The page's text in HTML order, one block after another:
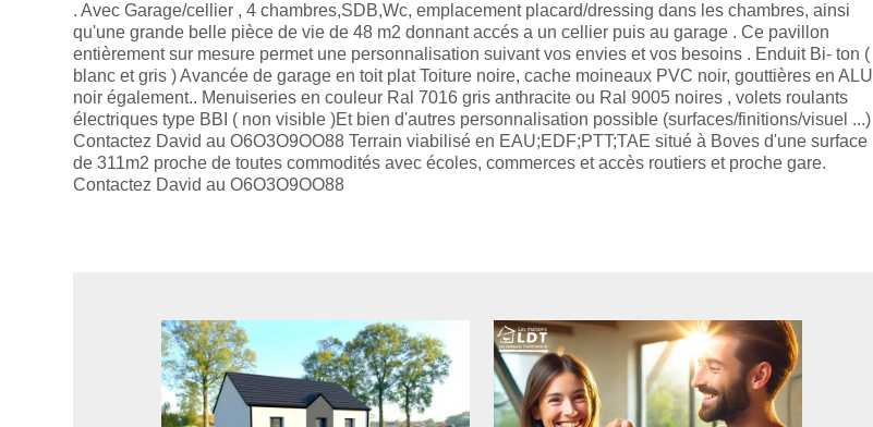
. Avec Garage/cellier , 4 chambres,SDB,Wc, emplacement placard/dressing dans les chambres, ainsi
qu'une grande belle pièce de vie de 48 m2 donnant accés a un cellier puis au garage . Ce pavillon
entièrement sur mesure permet une personnalisation suivant vos envies et vos besoins . Enduit Bi- ton (
blanc et gris ) Avancée de garage en toit plat Toiture noire, cache moineaux PVC noir, gouttières en ALU
noir également.. Menuiseries en couleur Ral 7016 gris anthracite ou Ral 9005 noires , volets roulants
électriques type BBI ( non visible )Et bien d'autres personnalisation possible (surfaces/finitions/visuel ...)
Contactez David au O6O3O9OO88 Terrain viabilisé en EAU;EDF;PTT;TAE situé à Boves d'une surface
de 311m2 proche de toutes commodités avec écoles, commerces et accès routiers et proche gare.
Contactez David au O6O3O9OO88